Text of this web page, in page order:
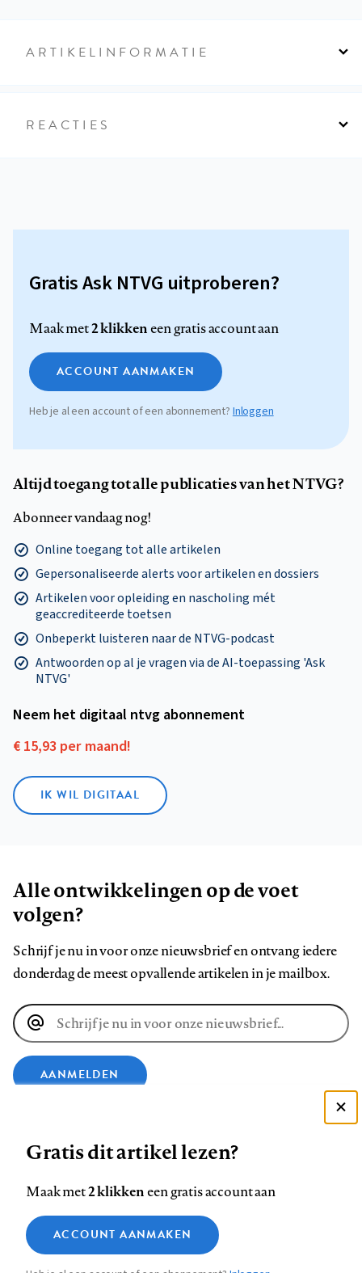
ARTIKELINFORMATIE
REACTIES
Gratis Ask NTVG uitproberen?
Maak met2 klikkeneen gratis account aan
ACCOUNT AANMAKEN
Heb je al een account of een abonnement?Inloggen
Altijd toegang tot alle publicaties van het NTVG?
Abonneer vandaag nog!
Online toegang tot alle artikelen
Gepersonaliseerde alerts voor artikelen en dossiers
Artikelen voor opleiding en nascholing mét
geaccrediteerde toetsen
Onbeperkt luisteren naar de NTVG-podcast
Antwoorden op al je vragen via de AI-toepassing 'Ask
NTVG'
Neem het digitaal ntvg abonnement
€ 15,93 per maand!
IK WIL DIGITAAL
Alle ontwikkelingen op de voet
volgen?
Schrijf je nu in voor onze nieuwsbrief en ontvang iedere
donderdag de meest opvallende artikelen in je mailbox.
E-
mailadres
AANMELDEN
op
Facebook
op
LinkedIn
op
Bluesky
ons
op
InstagramYouTube
Footer
Contact Colofon Disclaimer Privacy
Medische vragen verdienen
betrouwbare antwoorden
Gratis dit artikel lezen?
Maak met2 klikkeneen gratis account aan
ACCOUNT AANMAKEN
Zie onze cookie policy
Analytische cookies